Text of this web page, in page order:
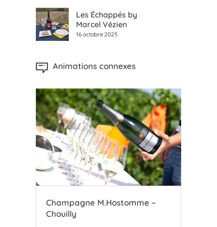
Les Échappés by
Marcel Vézien
16 octobre 2025
Animations connexes
Champagne M.Hostomme –
Chouilly